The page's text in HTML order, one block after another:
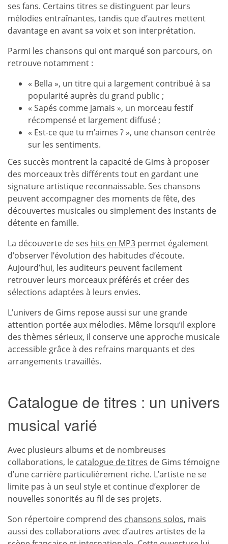
ses fans. Certains titres se distinguent par leurs
mélodies entraînantes, tandis que d’autres mettent
davantage en avant sa voix et son interprétation.
Parmi les chansons qui ont marqué son parcours, on
retrouve notamment :
« Bella », un titre qui a largement contribué à sa
popularité auprès du grand public ;
« Sapés comme jamais », un morceau festif
récompensé et largement diffusé ;
« Est-ce que tu m’aimes ? », une chanson centrée
sur les sentiments.
Ces succès montrent la capacité de Gims à proposer
des morceaux très différents tout en gardant une
signature artistique reconnaissable. Ses chansons
peuvent accompagner des moments de fête, des
découvertes musicales ou simplement des instants de
détente en famille.
La découverte de ses hits en MP3 permet également
d’observer l’évolution des habitudes d’écoute.
Aujourd’hui, les auditeurs peuvent facilement
retrouver leurs morceaux préférés et créer des
sélections adaptées à leurs envies.
L’univers de Gims repose aussi sur une grande
attention portée aux mélodies. Même lorsqu’il explore
des thèmes sérieux, il conserve une approche musicale
accessible grâce à des refrains marquants et des
arrangements travaillés.
Catalogue de titres : un univers
musical varié
Avec plusieurs albums et de nombreuses
collaborations, le catalogue de titres de Gims témoigne
d’une carrière particulièrement riche. L’artiste ne se
limite pas à un seul style et continue d’explorer de
nouvelles sonorités au fil de ses projets.
Son répertoire comprend des chansons solos, mais
aussi des collaborations avec d’autres artistes de la